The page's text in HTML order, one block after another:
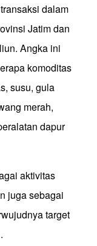
dalam
Jatim dan
Angka ini
komoditas
susu, gula
merah,
dapur
aktivitas
juga sebagai
target